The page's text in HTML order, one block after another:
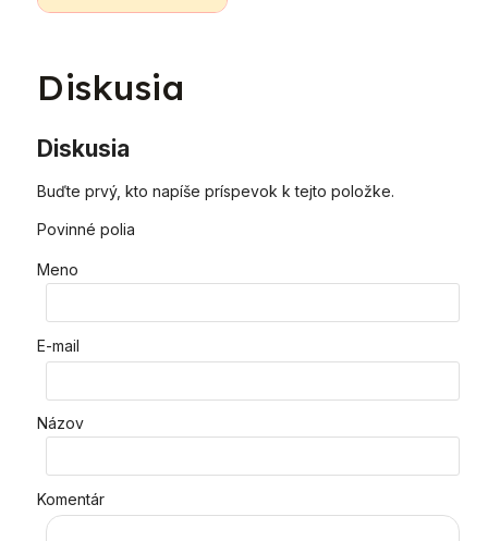
Diskusia
Diskusia
Buďte prvý, kto napíše príspevok k tejto položke.
Povinné polia
Meno
E-mail
Názov
Komentár